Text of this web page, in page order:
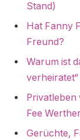
Stand)
Hat Fanny
Freund?
Warum ist
Privatleben
Fee
Gerüchte,